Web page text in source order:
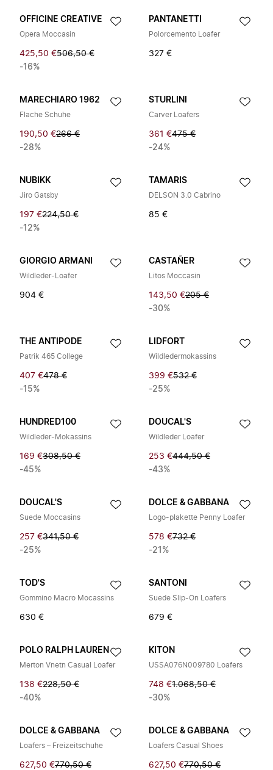
OFFICINE CREATIVE
Opera Moccasin
425,50 €506,50 €
-16%
PANTANETTI
Polorcemento Loafer
327 €
MARECHIARO 1962
Flache Schuhe
190,50 €266 €
-28%
STURLINI
Carver Loafers
361 €475 €
-24%
NUBIKK
Jiro Gatsby
197 €224,50 €
-12%
TAMARIS
DELSON 3.0 Cabrino
85 €
GIORGIO ARMANI
Wildleder-Loafer
904 €
CASTAÑER
Litos Moccasin
143,50 €205 €
-30%
THE ANTIPODE
Patrik 465 College
407 €478 €
-15%
LIDFORT
Wildledermokassins
399 €532 €
-25%
HUNDRED100
Wildleder-Mokassins
169 €308,50 €
-45%
DOUCAL'S
Wildleder Loafer
253 €444,50 €
-43%
DOUCAL'S
Suede Moccasins
257 €341,50 €
-25%
DOLCE & GABBANA
Logo-plakette Penny Loafer
578 €732 €
-21%
TOD'S
Gommino Macro Mocassins
630 €
SANTONI
Suede Slip-On Loafers
679 €
POLO RALPH LAUREN
Merton Vnetn Casual Loafer
138 €228,50 €
-40%
KITON
USSA076N009780 Loafers
748 €1.068,50 €
-30%
DOLCE & GABBANA
Loafers – Freizeitschuhe
627,50 €770,50 €
DOLCE & GABBANA
Loafers Casual Shoes
627,50 €770,50 €